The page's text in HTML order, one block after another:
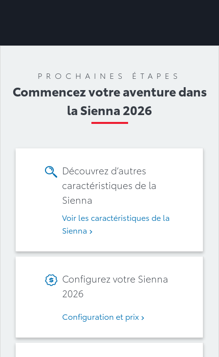
PROCHAINES ÉTAPES
Commencez votre aventure dans
la Sienna 2026
Découvrez d’autres
caractéristiques de la
Sienna
Voir les caractéristiques de la
Sienna
Configurez votre Sienna
2026
Configuration et prix